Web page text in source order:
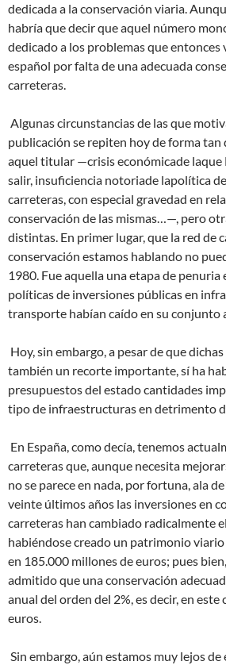
dedicada a la conservación viaria.
habría que decir que aquel número
dedicado a los problemas que entonces
español por falta de una adecuada
carreteras.
Algunas circunstancias de las que
publicación se repiten hoy de forma tan
aquel titular —crisis económicade laque
salir, insuficiencia notoriade lapolítica
carreteras, con especial gravedad en
conservación de las mismas…—, pero
distintas. En primer lugar, que la red de
conservación estamos hablando no
1980. Fue aquella una etapa de penuria
políticas de inversiones públicas en
transporte habían caído en su conjunto
Hoy, sin embargo, a pesar de que
también un recorte importante, sí ha
presupuestos del estado cantidades
tipo de infraestructuras en detrimento
En España, como decía, tenemos
carreteras que, aunque necesita
no se parece en nada, por fortuna, ala
veinte últimos años las inversiones en
carreteras han cambiado radicalmente
habiéndose creado un patrimonio
en 185.000 millones de euros; pues
admitido que una conservación
anual del orden del 2%, es decir, en este
euros.
Sin embargo, aún estamos muy lejos